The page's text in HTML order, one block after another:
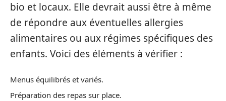
bio et locaux. Elle devrait aussi être à même
de répondre aux éventuelles allergies
alimentaires ou aux régimes spécifiques des
enfants. Voici des éléments à vérifier :
Menus équilibrés et variés.
Préparation des repas sur place.